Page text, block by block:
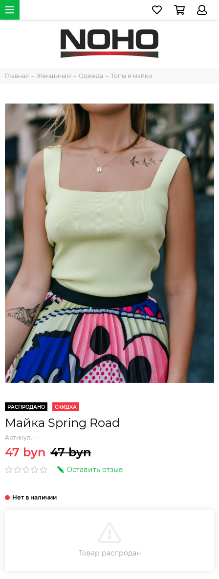
Главная Женщинам Одежда Топы и майки
РАСПРОДАНО СКИДКА
Майка Spring Road
Артикул: —
47 byn 47 byn
Оставить отзыв
Товар распродан